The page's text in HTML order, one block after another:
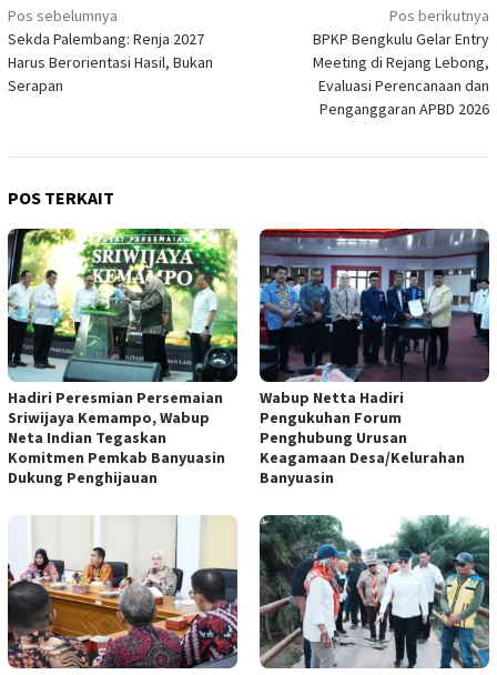
Navigasi
pos
Pos sebelumnya
Sekda Palembang: Renja 2027
Harus Berorientasi Hasil, Bukan
Serapan
Pos berikutnya
BPKP Bengkulu Gelar Entry
Meeting di Rejang Lebong,
Evaluasi Perencanaan dan
Penganggaran APBD 2026
POS TERKAIT
Hadiri Peresmian Persemaian
Sriwijaya Kemampo, Wabup
Neta Indian Tegaskan
Komitmen Pemkab Banyuasin
Dukung Penghijauan
Wabup Netta Hadiri
Pengukuhan Forum
Penghubung Urusan
Keagamaan Desa/Kelurahan
Banyuasin